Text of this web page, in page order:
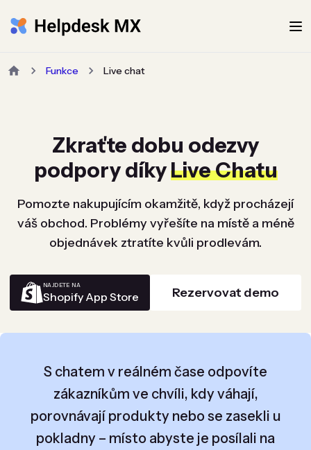
Funkce Live chat
Zkraťte dobu odezvy
podpory díkyLive Chatu
Pomozte nakupujícím okamžitě, když procházejí
váš obchod. Problémy vyřešíte na místě a méně
objednávek ztratíte kvůli prodlevám.
NAJDETE NA
Shopify App Store Rezervovat demo
S chatem v reálném čase odpovíte
zákazníkům ve chvíli, kdy váhají,
porovnávají produkty nebo se zasekli u
pokladny – místo abyste je posílali na